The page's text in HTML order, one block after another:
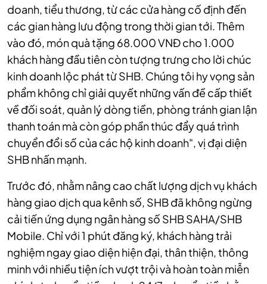
doanh, tiểu thương, từ các cửa hàng cố định đến
các gian hàng lưu động trong thời gian tới. Thêm
vào đó, món quà tặng 68.000 VNĐ cho 1.000
khách hàng đầu tiên còn tượng trưng cho lời chúc
kinh doanh lộc phát từ SHB. Chúng tôi hy vọng sản
phẩm không chỉ giải quyết những vấn đề cấp thiết
về đối soát, quản lý dòng tiền, phòng tránh gian lận
thanh toán mà còn góp phần thúc đẩy quá trình
chuyển đổi số của các hộ kinh doanh", vị đại diện
SHB nhấn mạnh.
Trước đó, nhằm nâng cao chất lượng dịch vụ khách
hàng giao dịch qua kênh số, SHB đã không ngừng
cải tiến ứng dụng ngân hàng số SHB SAHA/SHB
Mobile. Chỉ với 1 phút đăng ký, khách hàng trải
nghiệm ngay giao diện hiện đại, thân thiện, thông
minh với nhiều tiện ích vượt trội và hoàn toàn miễn